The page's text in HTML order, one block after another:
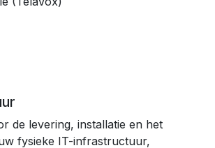
de levering, installatie en het
fysieke IT-infrastructuur,